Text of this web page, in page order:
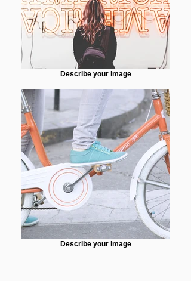
Describe your image
Describe your image